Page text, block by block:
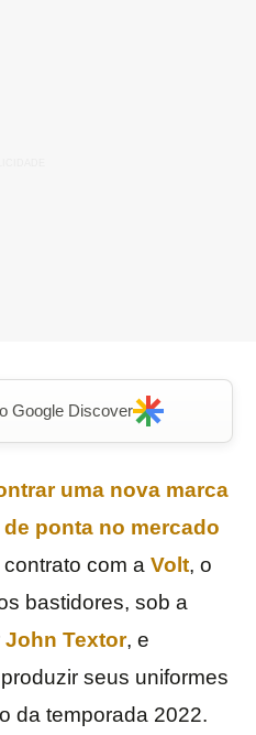
Google Discover
uma nova marca
ponta no mercado
com a Volt, o
bastidores, sob a
John Textor, e
seus uniformes
da temporada 2022.